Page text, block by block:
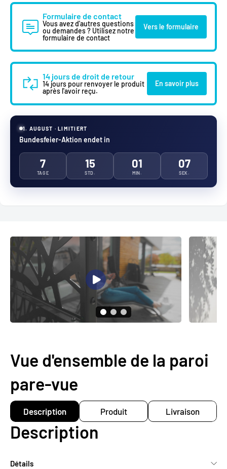
Formulaire de contact
Vous avez d'autres questions
ou demandes ? Utilisez notre
formulaire de contact
Vers le formulaire
14 jours de droit de retour
14 jours pour renvoyer le produit
après l'avoir reçu.
En savoir plus
1. AUGUST · LIMITIERT
Bundesfeier-Aktion endet in
7
TAGE
15
STD.
01
MIN.
05
SEK.
Vue d'ensemble de la paroi
pare-vue
Description Produit Livraison
Description
Détails